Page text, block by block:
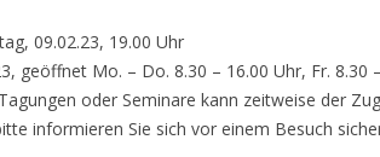
09.02.23, 19.00 Uhr
geöffnet Mo. – Do. 8.30 – 16.00 Uhr, Fr. 8.30
oder Seminare kann zeitweise der
informieren Sie sich vor einem Besuch